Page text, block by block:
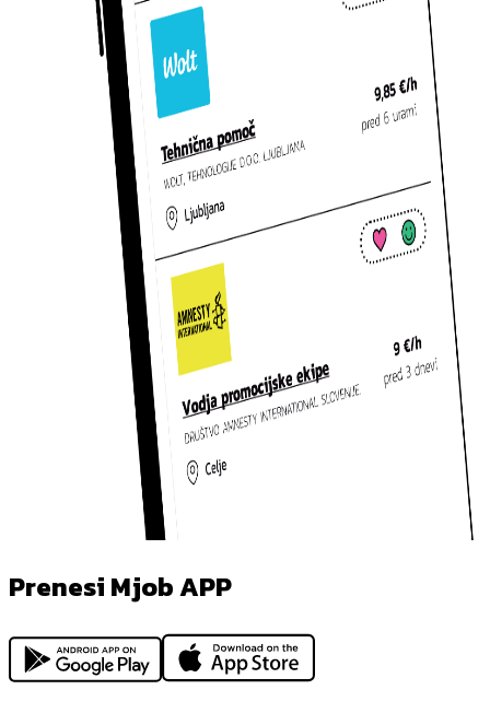
Prenesi Mjob APP